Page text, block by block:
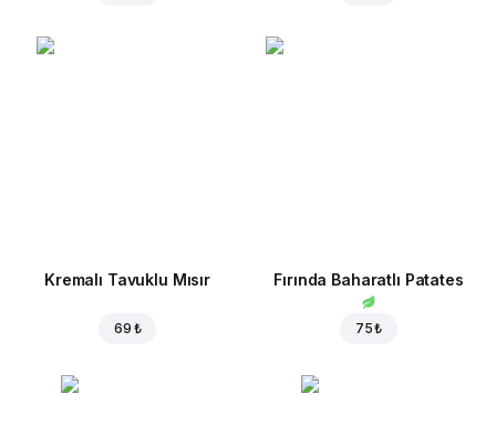
Kremalı Tavuklu Mısır
69 ₺
Fırında Baharatlı Patates
75 ₺